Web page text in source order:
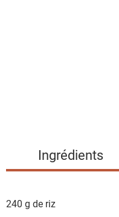
i
Ingrédients
240 g de riz